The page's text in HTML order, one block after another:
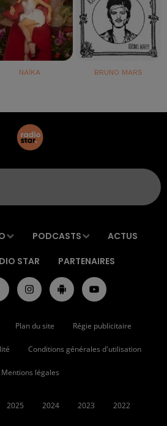
NAÏKA BRUNO MARS
PODCASTS ACTUS
STAR PARTENAIRES
Plan du site Régie publicitaire
Conditions générales d'utilisation
Mentions légales
2025 2024 2023 2022